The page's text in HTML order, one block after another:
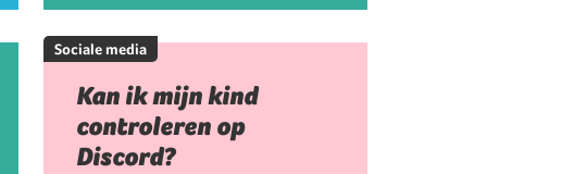
Sociale media
Kan ik mijn kind
controleren op
Discord?